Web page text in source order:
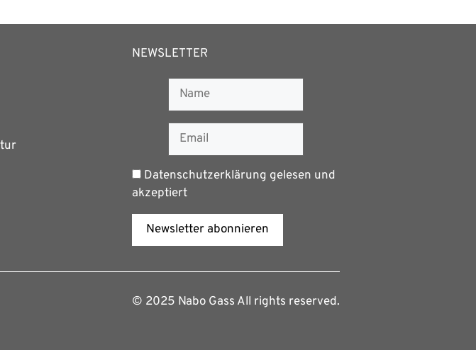
NEWSLETTER
Datenschutzerklärung gelesen und
akzeptiert
Newsletter abonnieren
© 2025 Nabo Gass All rights reserved.